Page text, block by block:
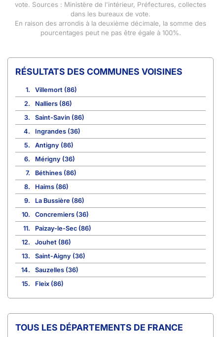
vote. Sources : Ministère de l'intérieur, Préfectures, collectes
dans les bureaux de vote.
En raison des arrondis à la deuxième décimale, la somme des
pourcentages peut ne pas être égale à 100%.
COMMUNES VOISINES
1.
Villemort (86)
2.
Nalliers (86)
3.
Saint-Savin (86)
4.
Ingrandes (36)
5.
Antigny (86)
6.
Mérigny (36)
7.
Béthines (86)
8.
Haims (86)
9.
La Bussière (86)
10.
Concremiers (36)
11.
Paizay-le-Sec (86)
12.
Jouhet (86)
13.
Saint-Aigny (36)
14.
Sauzelles (36)
15.
Fleix (86)
TOUS LES DÉPARTEMENTS DE FRANCE